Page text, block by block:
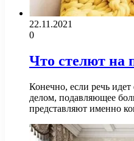
22.11.2021
0
Что стелют на
Конечно, если речь
делом, подавляющее
представляют именно